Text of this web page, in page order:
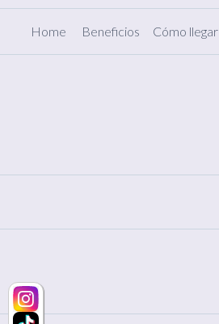
Home Beneficios Cómo llegar